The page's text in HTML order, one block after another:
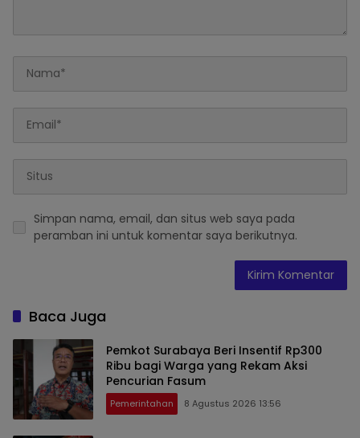
Simpan nama, email, dan situs web saya pada
peramban ini untuk komentar saya berikutnya.
Baca Juga
Pemkot Surabaya Beri Insentif Rp300
Ribu bagi Warga yang Rekam Aksi
Pencurian Fasum
Pemerintahan 8 Agustus 2026 13:56